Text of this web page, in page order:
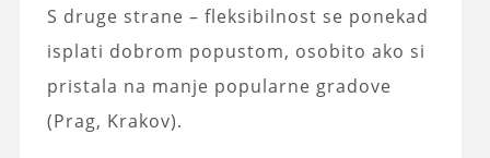
S druge strane – fleksibilnost se ponekad
isplati dobrom popustom, osobito ako si
pristala na manje popularne gradove
(Prag, Krakov).